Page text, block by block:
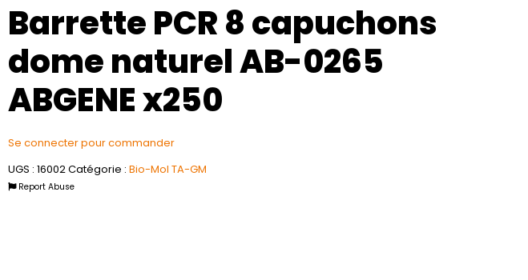
Barrette PCR 8 capuchons
dome naturel AB-0265
ABGENE x250
Se connecter pour commander
UGS : 16002Catégorie : Bio-Mol TA-GM
Report Abuse